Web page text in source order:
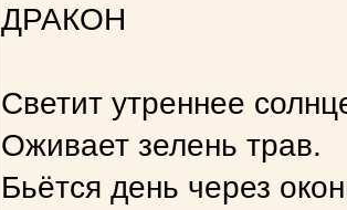
ДРАКОН
Светит утреннее
Оживает зелень трав.
Бьётся день через